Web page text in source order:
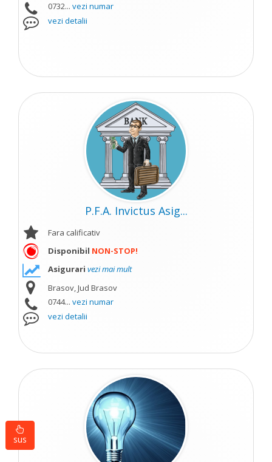
0732... vezi numar
vezi detalii
P.F.A. Invictus Asig...
Fara calificativ
Disponibil NON-STOP!
Asigurari vezi mai mult
Brasov, Jud Brasov
0744... vezi numar
vezi detalii
sus